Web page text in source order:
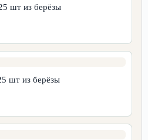
шт из берёзы
шт из берёзы